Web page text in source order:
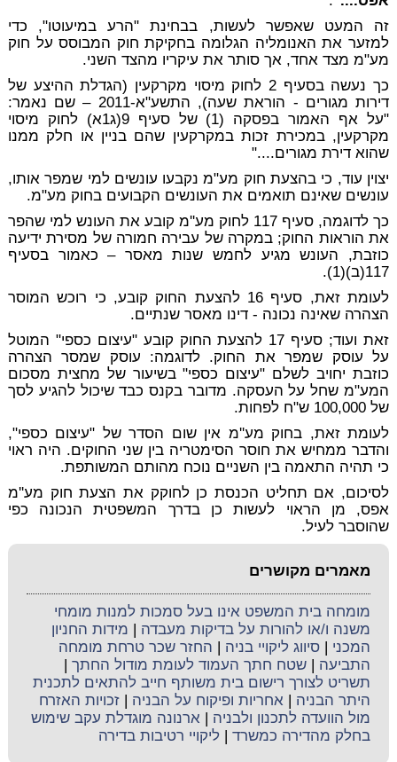
זה המעט שאפשר לעשות, בבחינת "הרע במיעוטו", כדי
למזער את האנומליה הגלומה בחקיקת חוק המבוסס על חוק
מע"מ מצד אחד, אך סותר את עיקריו מהצד השני.
כך נעשה בסעיף 2 לחוק מיסוי מקרקעין (הגדלת ההיצע של
דירות מגורים - הוראת שעה), התשע"א-2011 – שם נאמר:
"על אף האמור בפסקה (1) של סעיף 9(ג1א) לחוק מיסוי
מקרקעין, במכירת זכות במקרקעין שהם בניין או חלק ממנו
שהוא דירת מגורים...."
יצוין עוד, כי בהצעת חוק מע"מ נקבעו עונשים למי שמפר אותו,
עונשים שאינם תואמים את העונשים הקבועים בחוק מע"מ.
כך לדוגמה, סעיף 117 לחוק מע''מ קובע את העונש למי שהפר
את הוראות החוק; במקרה של עבירה חמורה של מסירת ידיעה
כוזבת, העונש מגיע לחמש שנות מאסר – כאמור בסעיף
117(ב)(1).
לעומת זאת, סעיף 16 להצעת החוק קובע, כי רוכש המוסר
הצהרה שאינה נכונה - דינו מאסר שנתיים.
זאת ועוד; סעיף 17 להצעת החוק קובע "עיצום כספי" המוטל
על עוסק שמפר את החוק. לדוגמה: עוסק שמסר הצהרה
כוזבת יחויב לשלם "עיצום כספי" בשיעור של מחצית מסכום
המע"מ שחל על העסקה. מדובר בקנס כבד שיכול להגיע לסך
של 100,000 ש"ח לפחות.
לעומת זאת, בחוק מע''מ אין שום הסדר של "עיצום כספי",
והדבר ממחיש את חוסר הסימטריה בין שני החוקים. היה ראוי
כי תהיה התאמה בין השניים נוכח מהותם המשותפת.
לסיכום, אם תחליט הכנסת כן לחוקק את הצעת חוק מע''מ
אפס, מן הראוי לעשות כן בדרך המשפטית הנכונה כפי
שהוסבר לעיל.
מאמרים מקושרים
מומחה בית המשפט אינו בעל סמכות למנות מומחי
משנה ו/או להורות על בדיקות מעבדה
מידות החניון
המכני |סיווג ליקויי בניה
החזר שכר טרחת מומחה
התביעה |שטח חתך העמוד לעומת מודול החתך
תשריט לצורך רישום בית משותף חייב להתאים לתכנית
היתר הבניה |אחריות ופיקוח על הבניה |זכויות האזרח
מול הוועדה לתכנון ולבניה |ארנונה מוגדלת עקב שימוש
בחלק מהדירה כמשרד
ליקויי רטיבות בדירה